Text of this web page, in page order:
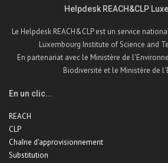
Helpdesk REACH&CLP
Le Helpdesk REACH&CLP est un service
Luxembourg Institute of Science and
En partenariat avec le Ministère de
Biodiversité et le Ministère de
En un clic...
REACH
CLP
Chaîne d'approvisionnement
Substitution